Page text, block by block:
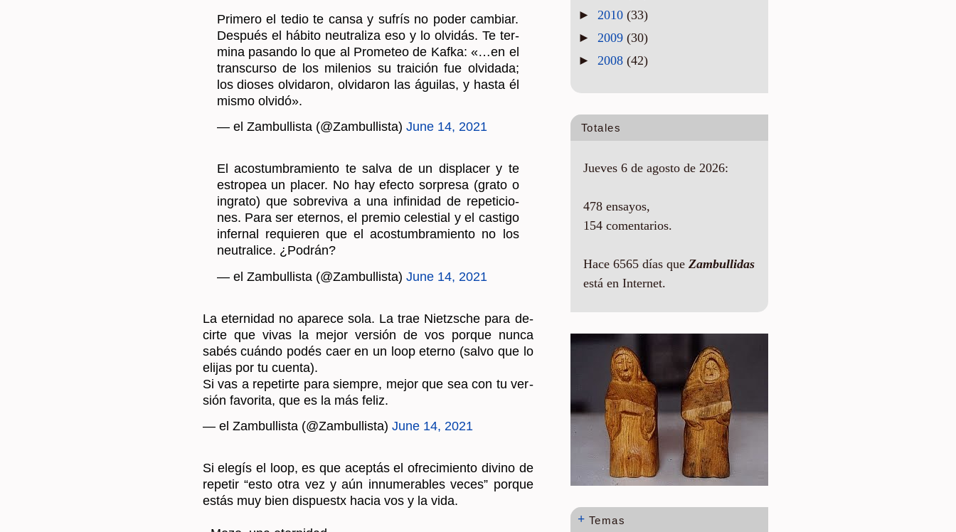
mi­na pa­san­do lo que al Pro­me­teo de Kafka: «…en el
trans­cur­so de los mi­le­nios su trai­ción fue ol­vi­da­da;
los dio­ses ol­vi­da­ron, ol­vi­da­ron las águi­las, y hasta él
mismo ol­vi­dó».
— el Zam­bu­llis­ta (@Zam­bu­llis­ta)
in­gra­to) que so­bre­vi­va a una in­fi­ni­dad de re­pe­ti­cio­
nes. Para ser eter­nos, el pre­mio ce­les­tial y el cas­ti­go
in­fer­nal re­quie­ren que el acos­tum­bra­mien­to no los
neu­tra­li­ce. ¿Po­drán?
— el Zam­bu­llis­ta (@Zam­bu­llis­ta)
sabés cuán­do podés caer en un loop eterno (salvo que lo
eli­jas por tu cuen­ta).
Si vas a re­pe­tir­te para siem­pre, mejor que sea con tu ver­
sión fa­vo­ri­ta, que es la más feliz.
— el Zam­bu­llis­ta (@Zam­bu­llis­ta)
estás muy bien dis­pues­tx hacia vos y la vida.
~Mozo, una eter­ni­dad.
► 2010 (33)
► 2009 (30)
► 2008 (42)
Totales
Jueves 6 de agosto de 2026:
478 ensayos,
154 comentarios.
Hace 6565 días que Zambullidas
está en Internet.
+ Temas